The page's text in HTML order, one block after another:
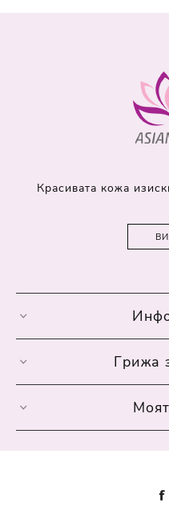
Красивата кожа
Грижа